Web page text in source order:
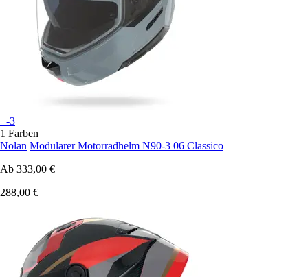
+-3
1 Farben
Nolan Modularer Motorradhelm N90-3 06 Classico
Ab 333,00 €
288,00 €